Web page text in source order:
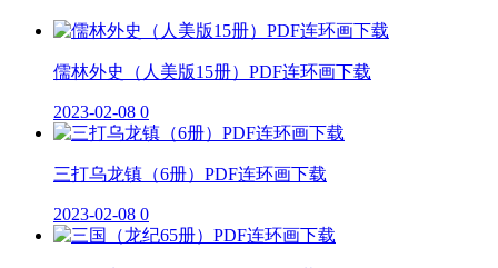
儒林外史（人美版15册）PDF连环画下载
2023-02-08 0
三打乌龙镇（6册）PDF连环画下载
2023-02-08 0